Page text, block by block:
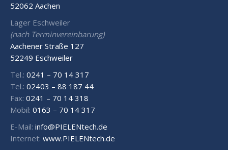
52062 Aachen
Lager Eschweiler
(nach Terminvereinbarung)
Aachener Straße 127
52249 Eschweiler
Tel.: 0241 – 70 14 317
Tel.: 02403 – 88 187 44
Fax: 0241 – 70 14 318
Mobil: 0163 – 70 14 317
E-Mail: info@PIELENtech.de
Internet: www.PIELENtech.de